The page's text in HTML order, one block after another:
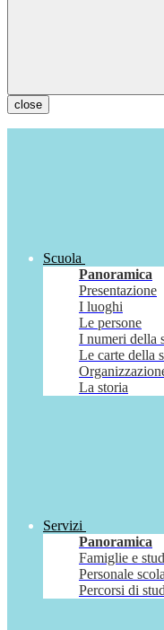
close
Scuola
Panoramica
Presentazione
I luoghi
Le persone
I numeri della
Le carte della
La storia
Servizi
Panoramica
Famiglie e
Personale
Percorsi di